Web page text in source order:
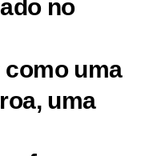
no
como uma
uma